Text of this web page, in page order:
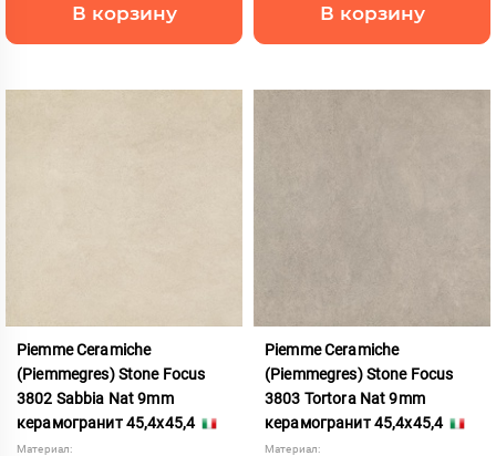
В корзину В корзину
Piemme Ceramiche
(Piemmegres) Stone Focus
3802 Sabbia Nat 9mm
керамогранит 45,4x45,4
Материал:
Piemme Ceramiche
(Piemmegres) Stone Focus
3803 Tortora Nat 9mm
керамогранит 45,4x45,4
Материал: